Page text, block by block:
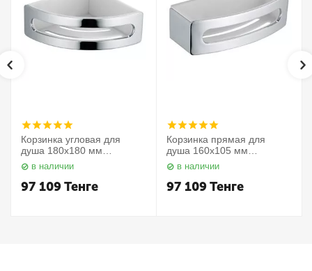
Корзинка угловая для
душа 180х180 мм
Elegance 11657010000
Keuco
в наличии
97 109Тенге
Корзинка прямая для
душа 160х105 мм
Elegance 11658010000
Keuco
в наличии
97 109Тенге